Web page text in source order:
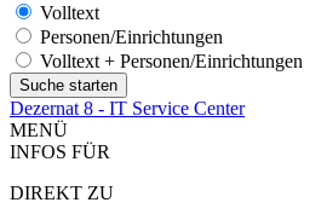
Volltext
Personen/Einrichtungen
Volltext + Personen/Einrichtungen
Dezernat 8 - IT Service Center
MENÜ
INFOS FÜR
DIREKT ZU